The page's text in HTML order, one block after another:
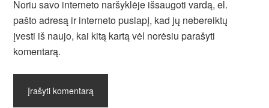
Noriu savo interneto naršyklėje išsaugoti vardą, el.
pašto adresą ir interneto puslapį, kad jų nebereiktų
įvesti iš naujo, kai kitą kartą vėl norėsiu parašyti
komentarą.